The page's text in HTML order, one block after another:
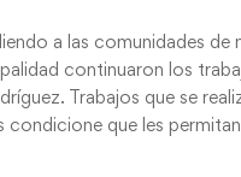
a las comunidades
continuaron los
Trabajos que se
condicione que les